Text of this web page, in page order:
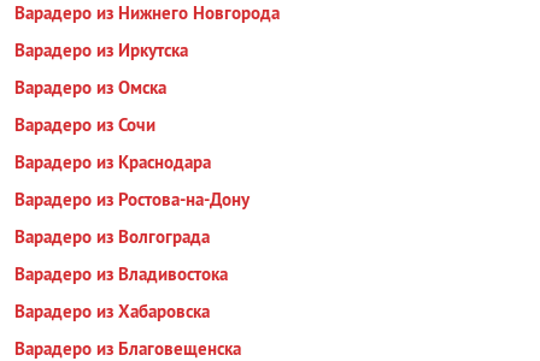
Варадеро из Нижнего Новгорода
Варадеро из Иркутска
Варадеро из Омска
Варадеро из Сочи
Варадеро из Краснодара
Варадеро из Ростова-на-Дону
Варадеро из Волгограда
Варадеро из Владивостока
Варадеро из Хабаровска
Варадеро из Благовещенска